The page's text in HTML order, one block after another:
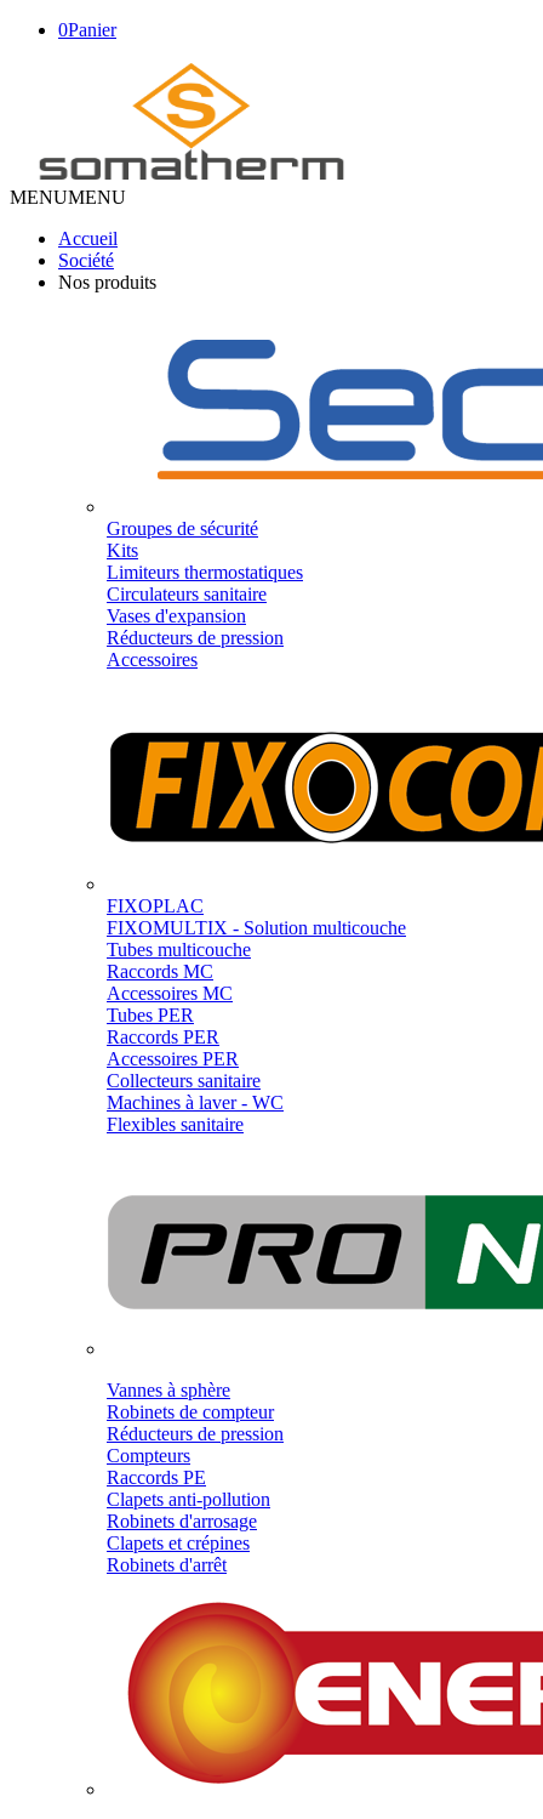
0Panier
MENUMENU
Accueil
Société
Nos produits
Groupes de sécurité
Kits
Limiteurs thermostatiques
Circulateurs sanitaire
Vases d'expansion
Réducteurs de pression
Accessoires
FIXOPLAC
FIXOMULTIX - Solution multicouche
Tubes multicouche
Raccords MC
Accessoires MC
Tubes PER
Raccords PER
Accessoires PER
Collecteurs sanitaire
Machines à laver - WC
Flexibles sanitaire
Vannes à sphère
Robinets de compteur
Réducteurs de pression
Compteurs
Raccords PE
Clapets anti-pollution
Robinets d'arrosage
Clapets et crépines
Robinets d'arrêt